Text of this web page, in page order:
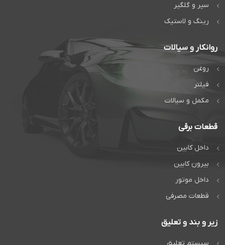
سپر و گلگیر
رینگ و لاستیک
روانکار و سیالات
روغن
فیلتر
مکمل و سیالات
قطعات برقی
داخل کابین
بیرون کابین
داخل موتور
قطعات مصرفی
زیر و بند و تعلیق